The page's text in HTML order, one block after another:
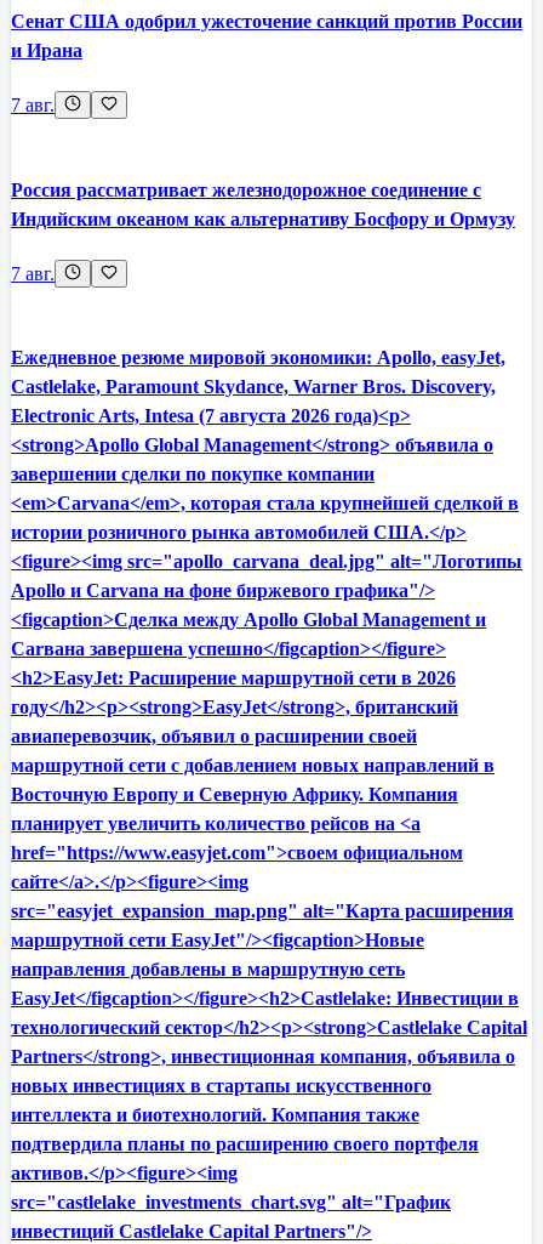
Сенат США одобрил ужесточение санкций против России
и Ирана
7 авг.
Россия рассматривает железнодорожное соединение с
Индийским океаном как альтернативу Босфору и Ормузу
7 авг.
Ежедневное резюме мировой экономики: Apollo, easyJet,
Castlelake, Paramount Skydance, Warner Bros. Discovery,
Electronic Arts, Intesa (7 августа 2026 года)<p>
<strong>Apollo Global Management</strong> объявила о
завершении сделки по покупке компании
<em>Carvana</em>, которая стала крупнейшей сделкой в
истории розничного рынка автомобилей США.</p>
<figure><img src="apollo_carvana_deal.jpg" alt="Логотипы
Apollo и Carvana на фоне биржевого графика"/>
<figcaption>Сделка между Apollo Global Management и
Carвана завершена успешно</figcaption></figure>
<h2>EasyJet: Расширение маршрутной сети в 2026
году</h2><p><strong>EasyJet</strong>, британский
авиаперевозчик, объявил о расширении своей
маршрутной сети с добавлением новых направлений в
Восточную Европу и Северную Африку. Компания
планирует увеличить количество рейсов на <a
href="https://www.easyjet.com">своем официальном
сайте</a>.</p><figure><img
src="easyjet_expansion_map.png" alt="Карта расширения
маршрутной сети EasyJet"/><figcaption>Новые
направления добавлены в маршрутную сеть
EasyJet</figcaption></figure><h2>Castlelake: Инвестиции в
технологический сектор</h2><p><strong>Castlelake Capital
Partners</strong>, инвестиционная компания, объявила о
новых инвестициях в стартапы искусственного
интеллекта и биотехнологий. Компания также
подтвердила планы по расширению своего портфеля
активов.</p><figure><img
src="castlelake_investments_chart.svg" alt="График
инвестиций Castlelake Capital Partners"/>